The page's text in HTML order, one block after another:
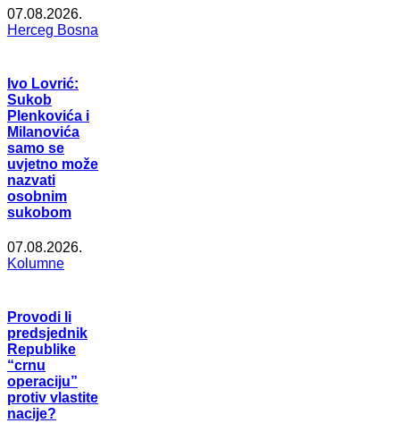
07.08.2026.
Herceg Bosna
Ivo Lovrić:
Sukob
Plenkovića i
Milanovića
samo se
uvjetno može
nazvati
osobnim
sukobom
07.08.2026.
Kolumne
Provodi li
predsjednik
Republike
“crnu
operaciju”
protiv vlastite
nacije?